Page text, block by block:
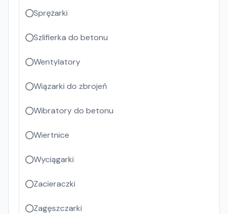
Sprężarki
Szlifierka do betonu
Wentylatory
Wiązarki do zbrojeń
Wibratory do betonu
Wiertnice
Wyciągarki
Zacieraczki
Zagęszczarki